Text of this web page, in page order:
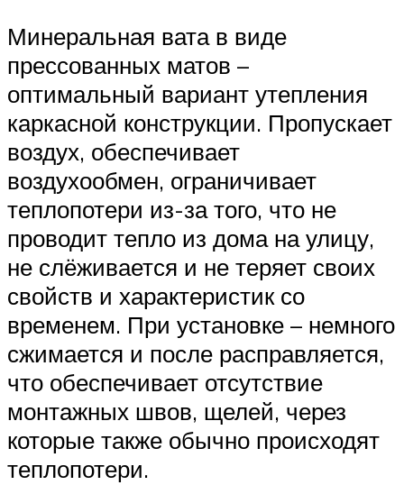
Минеральная вата в виде
прессованных матов –
оптимальный вариант утепления
каркасной конструкции. Пропускает
воздух, обеспечивает
воздухообмен, ограничивает
теплопотери из-за того, что не
проводит тепло из дома на улицу,
не слёживается и не теряет своих
свойств и характеристик со
временем. При установке – немного
сжимается и после расправляется,
что обеспечивает отсутствие
монтажных швов, щелей, через
которые также обычно происходят
теплопотери.